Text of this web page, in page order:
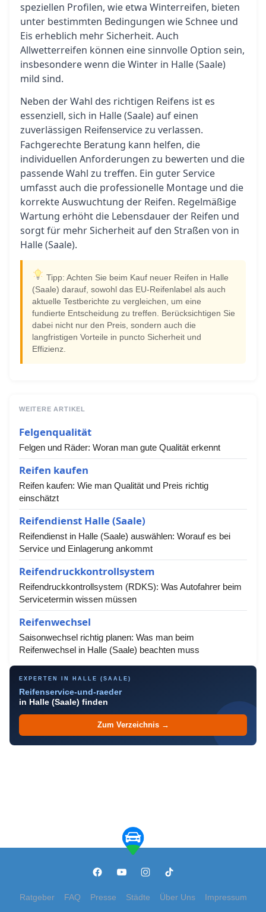
speziellen Profilen, wie etwa Winterreifen, bieten
unter bestimmten Bedingungen wie Schnee und
Eis erheblich mehr Sicherheit. Auch
Allwetterreifen können eine sinnvolle Option sein,
insbesondere wenn die Winter in Halle (Saale)
mild sind.
Neben der Wahl des richtigen Reifens ist es
essenziell, sich in Halle (Saale) auf einen
zuverlässigen Reifenservice zu verlassen.
Fachgerechte Beratung kann helfen, die
individuellen Anforderungen zu bewerten und die
passende Wahl zu treffen. Ein guter Service
umfasst auch die professionelle Montage und die
korrekte Auswuchtung der Reifen. Regelmäßige
Wartung erhöht die Lebensdauer der Reifen und
sorgt für mehr Sicherheit auf den Straßen von in
Halle (Saale).
Tipp: Achten Sie beim Kauf neuer Reifen in Halle
(Saale) darauf, sowohl das EU-Reifenlabel als auch
aktuelle Testberichte zu vergleichen, um eine
fundierte Entscheidung zu treffen. Berücksichtigen Sie
dabei nicht nur den Preis, sondern auch die
langfristigen Vorteile in puncto Sicherheit und
Effizienz.
WEITERE ARTIKEL
Felgenqualität
Felgen und Räder: Woran man gute Qualität erkennt
Reifen kaufen
Reifen kaufen: Wie man Qualität und Preis richtig
einschätzt
Reifendienst Halle (Saale)
Reifendienst in Halle (Saale) auswählen: Worauf es bei
Service und Einlagerung ankommt
Reifendruckkontrollsystem
Reifendruckkontrollsystem (RDKS): Was Autofahrer beim
Servicetermin wissen müssen
Reifenwechsel
Saisonwechsel richtig planen: Was man beim
Reifenwechsel in Halle (Saale) beachten muss
EXPERTEN IN HALLE (SAALE)
Reifenservice-und-raeder
in Halle (Saale) finden
Zum Verzeichnis →
Ratgeber FAQ Presse Städte Über Uns Impressum